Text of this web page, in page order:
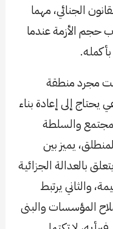
الجنائي، مهما
حجم الأزمة عندما
مجرد منطقة
إلى إعادة بناء
والسلطة
يميز بين
بالعدالة الجزائية
والثاني يرتبط
المؤسسات والبنى